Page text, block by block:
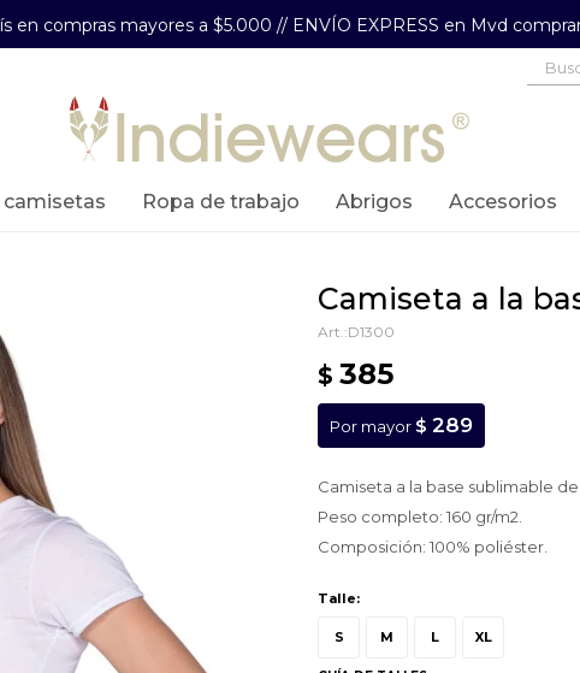
en compras mayores a $5.000 // ENVÍO EXPRESS en Mvd
camisetas ropa de trabajo abrigos accesorios
camiseta a la
D1300
$ 385
Por mayor $ 289
Camiseta a la base sublimable de
Peso completo: 160 gr/m2.
Composición: 100% poliéster.
Talle:
S M L XL